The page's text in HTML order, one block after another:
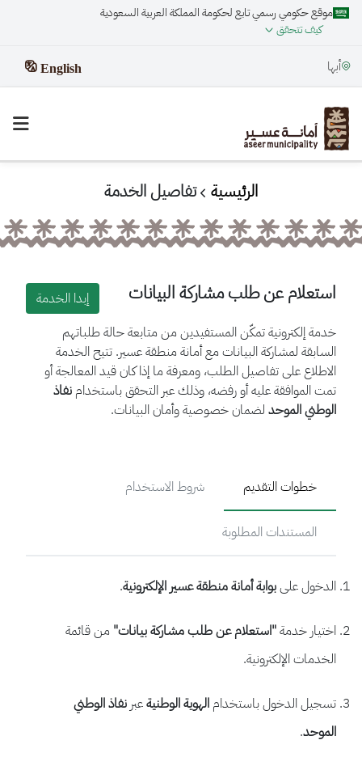
موقع حكومي رسمي تابع لحكومة المملكة العربية السعودية
كيف تتحقق
أبها English
الرئيسية تفاصيل الخدمة
استعلام عن طلب مشاركة البيانات
إبدا الخدمة
خدمة إلكترونية تمكّن المستفيدين من متابعة حالة طلباتهم
السابقة لمشاركة البيانات مع أمانة منطقة عسير. تتيح الخدمة
الاطلاع على تفاصيل الطلب، ومعرفة ما إذا كان قيد المعالجة أو
تمت الموافقة عليه أو رفضه، وذلك عبر التحقق باستخدام نفاذ
الوطني الموحد لضمان خصوصية وأمان البيانات.
خطوات التقديم شروط الاستخدام
المستندات المطلوبة
الدخول علىبوابة أمانة منطقة عسير الإلكترونية.
اختيار خدمة"استعلام عن طلب مشاركة بيانات" من قائمة
الخدمات الإلكترونية.
تسجيل الدخول باستخدام الهوية الوطنيةعبر نفاذ الوطني
الموحد.